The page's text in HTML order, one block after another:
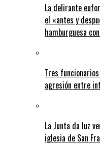
La delirante
el «antes y
hamburguesa
Tres
agresión entre
La Junta da luz
iglesia de San